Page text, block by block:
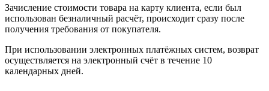
Зачисление стоимости товара на карту клиента, если был
использован безналичный расчёт, происходит сразу после
получения требования от покупателя.
При использовании электронных платёжных систем, возврат
осуществляется на электронный счёт в течение 10
календарных дней.